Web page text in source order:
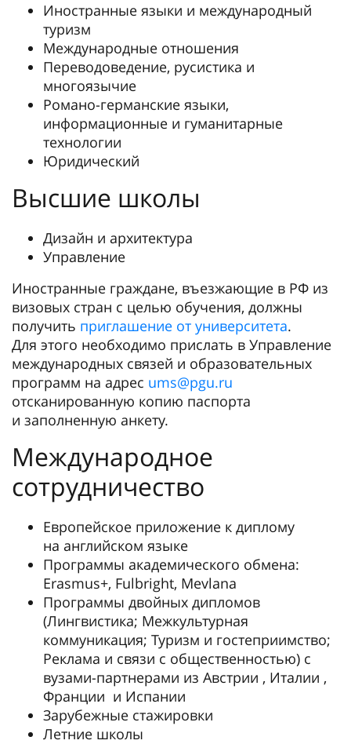
Иностранные языки и международный
туризм
Международные отношения
Переводоведение, русистика и
многоязычие
Романо-германские языки,
информационные и гуманитарные
технологии
Юридический
Высшие школы
Дизайн и архитектура
Управление
Иностранные граждане, въезжающие в РФ из
визовых стран с целью обучения, должны
получить приглашение от университета.
Для этого необходимо прислать в Управление
международных связей и образовательных
программ на адрес ums@pgu.ru
отсканированную копию паспорта
и заполненную анкету.
Международное
сотрудничество
Европейское приложение к диплому
на английском языке
Программы академического обмена:
Erasmus+, Fulbright, Mevlana
Программы двойных дипломов
(Лингвистика; Межкультурная
коммуникация; Туризм и гостеприимство;
Реклама и связи с общественностью) с
вузами-партнерами из Австрии , Италии ,
Франции и Испании
Зарубежные стажировки
Летние школы